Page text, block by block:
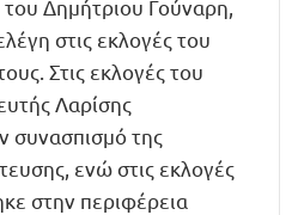
Δημήτριου Γούναρη,
στις εκλογές του
Στις εκλογές του
Λαρίσης
συνασπισμό της
ενώ στις εκλογές
στην περιφέρεια